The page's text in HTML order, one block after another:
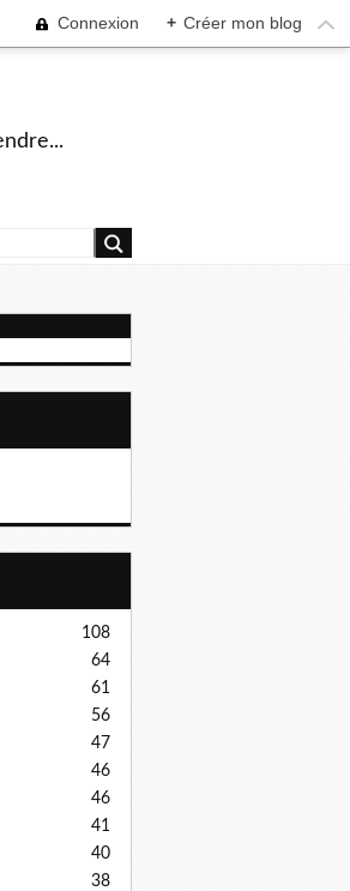
Connexion + Créer mon blog
108
64
61
56
47
46
46
41
40
38